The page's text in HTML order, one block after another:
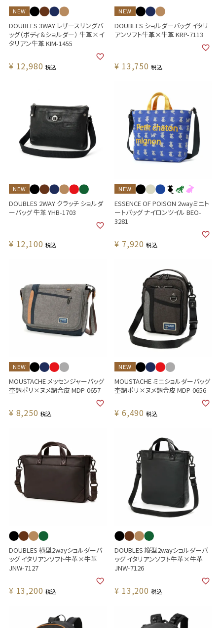
NEW
DOUBLES 3WAY レザースリングバ
ッグ（ボディ＆ショルダー） 牛革×イ
タリアン牛革 KIM-1455
¥ 12,980 税込
NEW
DOUBLES ショルダーバッグ イタリ
アンソフト牛革×牛革 KRP-7113
¥ 13,750 税込
NEW
DOUBLES 2WAY クラッチ ショルダ
ーバッグ 牛革 YHB-1703
¥ 12,100 税込
NEW
ESSENCE OF POISON 2wayミニト
ートバッグ ナイロンツイル BEO-
3281
¥ 7,920 税込
NEW
MOUSTACHE メッセンジャーバッグ
杢調ポリ×ヌメ調合皮 MDP-0657
¥ 8,250 税込
NEW
MOUSTACHE ミニショルダーバッグ
杢調ポリ×ヌメ調合皮 MDP-0656
¥ 6,490 税込
DOUBLES 横型2wayショルダーバ
ッグ イタリアンソフト牛革×牛革
JNW-7127
¥ 13,200 税込
DOUBLES 縦型2wayショルダーバ
ッグ イタリアンソフト牛革×牛革
JNW-7126
¥ 13,200 税込